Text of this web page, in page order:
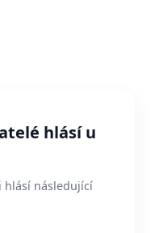
hlásí u
hlásí následující